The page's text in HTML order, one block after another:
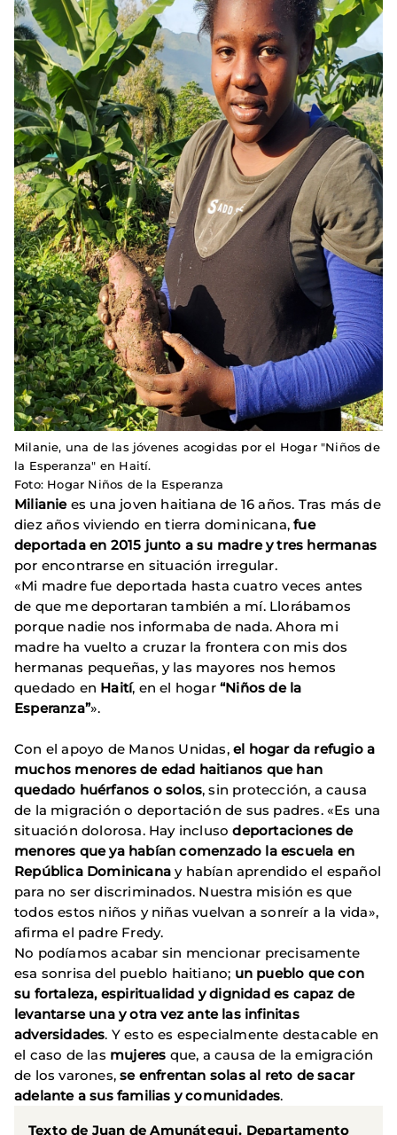
Milanie, una de las jóvenes acogidas por el Hogar "Niños de
la Esperanza" en Haití.
Foto: Hogar Niños de la Esperanza
Milianiees una joven haitiana de 16 años. Tras más de
diez años viviendo en tierra dominicana,fue
deportada en 2015 junto a su madre y tres hermanas
por encontrarse en situación irregular.
«Mi madre fue deportada hasta cuatro veces antes
de que me deportaran también a mí. Llorábamos
porque nadie nos informaba de nada. Ahora mi
madre ha vuelto a cruzar la frontera con mis dos
hermanas pequeñas, y las mayores nos hemos
quedado en Haití, en el hogar“Niños de la
Esperanza”».
Con el apoyo de Manos Unidas, el hogar da refugio a
muchos menores de edad haitianos que han
quedado huérfanos o solos, sin protección, a causa
de la migración o deportación de sus padres. «Es una
situación dolorosa. Hay inclusodeportaciones de
menores que ya habían comenzado la escuela en
República Dominicana y habían aprendido el español
para no ser discriminados. Nuestra misión es que
todos estos niños y niñas vuelvan a sonreír a la vida»,
afirma el padre Fredy.
No podíamos acabar sin mencionar precisamente
esa sonrisa del pueblo haitiano; un pueblo que con
su fortaleza, espiritualidad y dignidad es capaz de
levantarse una y otra vez ante las infinitas
adversidades. Y esto es especialmente destacable en
el caso de las mujeres que, a causa de la emigración
de los varones,se enfrentan solas al reto de sacar
adelante a sus familias y comunidades.
Texto de Juan de Amunátegui. Departamento